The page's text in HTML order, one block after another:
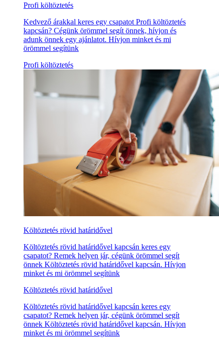
Profi költöztetés
Kedvező árakkal keres egy csapatot Profi költöztetés
kapcsán? Cégünk örömmel segít önnek, hívjon és
adunk önnek egy ajánlatot. Hívjon minket és mi
örömmel segítünk
Profi költöztetés
Költöztetés rövid határidővel
Költöztetés rövid határidővel kapcsán keres egy
csapatot? Remek helyen jár, cégünk örömmel segít
önnek Költöztetés rövid határidővel kapcsán. Hívjon
minket és mi örömmel segítünk
Költöztetés rövid határidővel
Költöztetés rövid határidővel kapcsán keres egy
csapatot? Remek helyen jár, cégünk örömmel segít
önnek Költöztetés rövid határidővel kapcsán. Hívjon
minket és mi örömmel segítünk